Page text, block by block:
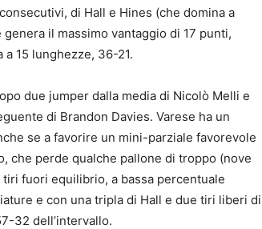
di Hall e Hines (che domina a
il massimo vantaggio di 17 punti,
15 lunghezze, 36-21.
due jumper dalla media di Nicolò Melli e
di Brandon Davies. Varese ha un
se a favorire un mini-parziale favorevole
che perde qualche pallone di troppo (nove
fuori equilibrio, a bassa percentuale
e con una tripla di Hall e due tiri liberi di
32 dell’intervallo.